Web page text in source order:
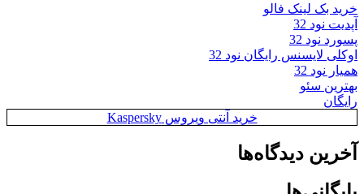
خرید بک لینک فالو
آپدیت نود 32
پسورد نود 32
اوکلی لایسنس رایگان نود 32
همیار نود 32
بهترین سئو
رایگان
خرید آنتی ویروس Kaspersky
آخرین دیدگاه‌ها